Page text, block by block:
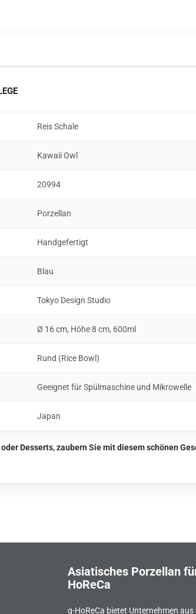
Reis Schale
Kawaii Owl
20994
Porzellan
Handgefertigt
Blau
Tokyo Design Studio
Ø 16 cm, Höhe 8 cm, 600ml
Rund (Rice Bowl)
Geeignet für Spülmaschine und Mikrowelle
Japan
Desserts, zaubern Sie mit diesem schönen
Asiatisches Porzellan
HoReCa
g-HoReCa bietet Unternehmen aus